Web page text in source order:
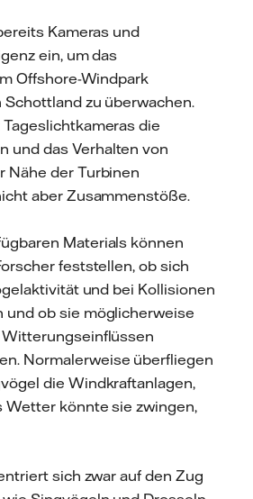
Kameras und
ein, um das
Offshore-Windpark
Schottland zu überwachen.
die
und das Verhalten von
Nähe der Turbinen
aber Zusammenstöße.
Materials können
feststellen, ob sich
und bei Kollisionen
und ob sie möglicherweise
Normalerweise überfliegen
die Windkraftanlagen,
Wetter könnte sie zwingen,
sich zwar auf den Zug